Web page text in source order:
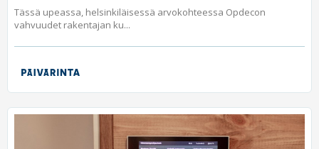
Tässä upeassa, helsinkiläisessä arvokohteessa Opdecon
vahvuudet rakentajan ku...